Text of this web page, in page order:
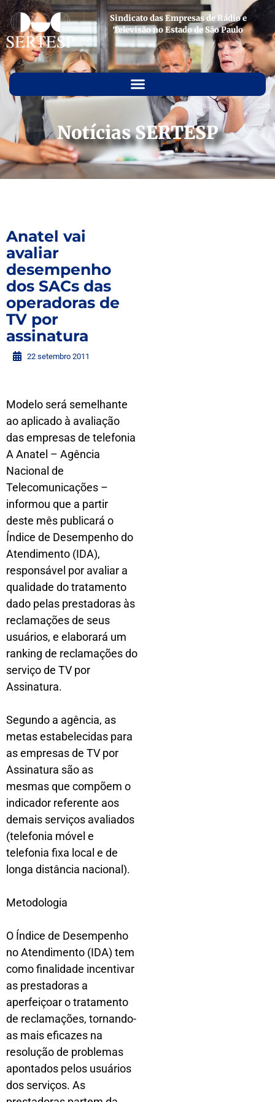
Sindicato das Empresas de Rádio e
Televisão no Estado de São Paulo
Notícias SERTESP
Anatel vai
avaliar
desempenho
dos SACs das
operadoras de
TV por
assinatura
22 setembro 2011
Modelo será semelhante
ao aplicado à avaliação
das empresas de telefonia
A Anatel – Agência
Nacional de
Telecomunicações –
informou que a partir
deste mês publicará o
Índice de Desempenho do
Atendimento (IDA),
responsável por avaliar a
qualidade do tratamento
dado pelas prestadoras às
reclamações de seus
usuários, e elaborará um
ranking de reclamações do
serviço de TV por
Assinatura.
Segundo a agência, as
metas estabelecidas para
as empresas de TV por
Assinatura são as
mesmas que compõem o
indicador referente aos
demais serviços avaliados
(telefonia móvel e
telefonia fixa local e de
longa distância nacional).
Metodologia
O Índice de Desempenho
no Atendimento (IDA) tem
como finalidade incentivar
as prestadoras a
aperfeiçoar o tratamento
de reclamações, tornando-
as mais eficazes na
resolução de problemas
apontados pelos usuários
dos serviços. As